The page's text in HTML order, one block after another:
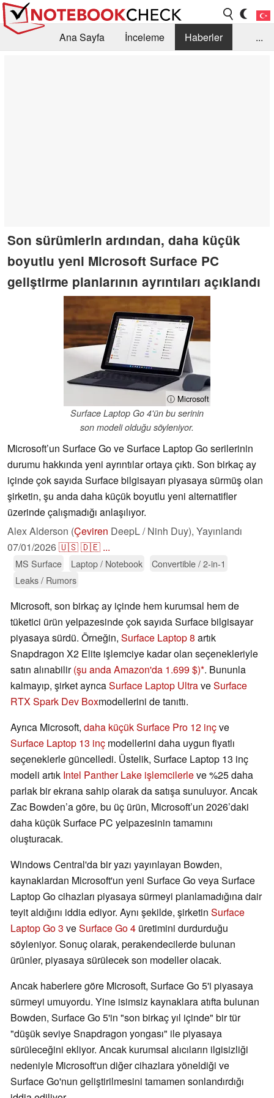
Ana Sayfa İnceleme
Haberler
...
Son sürümlerin ardından, daha küçük
boyutlu yeni Microsoft Surface PC
geliştirme planlarının ayrıntıları açıklandı
ⓘ Microsoft
Surface Laptop Go 4'ün bu serinin
son modeli olduğu söyleniyor.
Microsoft’un Surface Go ve Surface Laptop Go serilerinin
durumu hakkında yeni ayrıntılar ortaya çıktı. Son birkaç ay
içinde çok sayıda Surface bilgisayarı piyasaya sürmüş olan
şirketin, şu anda daha küçük boyutlu yeni alternatifler
üzerinde çalışmadığı anlaşılıyor.
Alex Alderson (Çeviren DeepL / Ninh Duy), Yayınlandı
07/01/2026🇺🇸🇩🇪 ...
MS Surface Laptop / Notebook
Convertible / 2-in-1
Leaks / Rumors
Microsoft, son birkaç ay içinde hem kurumsal hem de
tüketici ürün yelpazesinde çok sayıda Surface bilgisayar
piyasaya sürdü. Örneğin, Surface Laptop 8 artık
Snapdragon X2 Elite işlemciye kadar olan seçenekleriyle
satın alınabilir(şu anda Amazon'da 1.699 $) . Bununla
kalmayıp, şirket ayrıcaSurface Laptop UltraveSurface
RTX Spark Dev Boxmodellerini de tanıttı.
Ayrıca Microsoft, daha küçük Surface Pro 12 inçve
Surface Laptop 13 inç modellerini daha uygun fiyatlı
seçeneklerle güncelledi. Üstelik, Surface Laptop 13 inç
modeli artık Intel Panther Lake işlemcilerleve %25 daha
parlak bir ekrana sahip olarak da satışa sunuluyor. Ancak
Zac Bowden’a göre, bu üç ürün, Microsoft’un 2026’daki
daha küçük Surface PC yelpazesinin tamamını
oluşturacak.
Windows Central'da bir yazı yayınlayan Bowden,
kaynaklardan Microsoft'un yeni Surface Go veya Surface
Laptop Go cihazları piyasaya sürmeyi planlamadığına dair
teyit aldığını iddia ediyor. Aynı şekilde, şirketin Surface
Laptop Go 3 veSurface Go 4 üretimini durdurduğu
söyleniyor. Sonuç olarak, perakendecilerde bulunan
ürünler, piyasaya sürülecek son modeller olacak.
Ancak haberlere göre Microsoft, Surface Go 5'i piyasaya
sürmeyi umuyordu. Yine isimsiz kaynaklara atıfta bulunan
Bowden, Surface Go 5'in "son birkaç yıl içinde" bir tür
"düşük seviye Snapdragon yongası" ile piyasaya
sürüleceğini ekliyor. Ancak kurumsal alıcıların ilgisizliği
nedeniyle Microsoft'un diğer cihazlara yöneldiği ve
Surface Go'nun geliştirilmesini tamamen sonlandırdığı